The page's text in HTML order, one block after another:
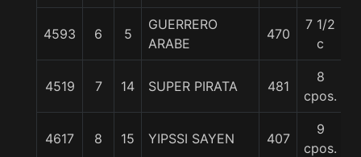
4593 6 5
GUERRERO
ARABE
470
7 1/2
c
4519 7 14 SUPER PIRATA 481
8
cpos.
4617 8 15 YIPSSI SAYEN 407
9
cpos.